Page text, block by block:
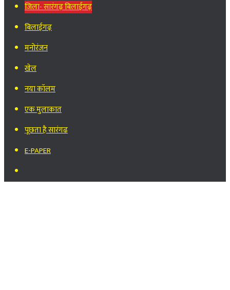
जिला- सारंगढ़ बिलाईगढ़
बिलाईगढ़
मनोरंजन
खेल
नया कॉलम
एक मुलाकात
पूछता है सारंगढ
E-PAPER